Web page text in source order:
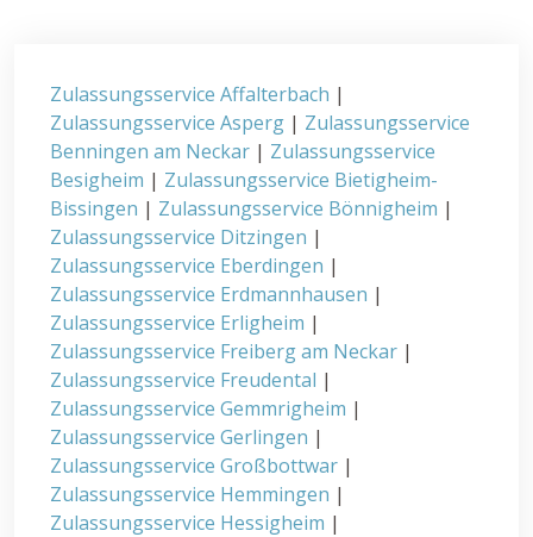
Zulassungsservice Affalterbach |
Zulassungsservice Asperg | Zulassungsservice
Benningen am Neckar | Zulassungsservice
Besigheim | Zulassungsservice Bietigheim-
Bissingen | Zulassungsservice Bönnigheim |
Zulassungsservice Ditzingen |
Zulassungsservice Eberdingen |
Zulassungsservice Erdmannhausen |
Zulassungsservice Erligheim |
Zulassungsservice Freiberg am Neckar |
Zulassungsservice Freudental |
Zulassungsservice Gemmrigheim |
Zulassungsservice Gerlingen |
Zulassungsservice Großbottwar |
Zulassungsservice Hemmingen |
Zulassungsservice Hessigheim |